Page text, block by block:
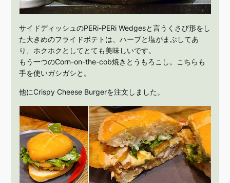
サイドディッシュのPERi-PERi Wedgesと言うくさび形をし
た大きめのフライドポテトは、ハーブと塩がまぶしてあ
り、ホクホクとしてとても美味しいです。
もう一つのCorn-on-the-cob焼きとうもろこし。こちらも
手を使いガシガシと。
他にCrispy Cheese Burgerを注文しました。